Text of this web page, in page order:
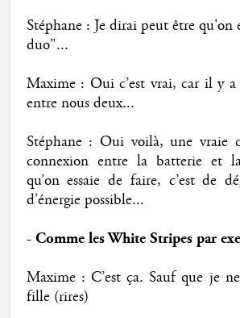
Stéphane : Je dirai peut être qu'on
duo"...
Maxime : Oui c’est vrai, car il y a
entre nous deux...
Stéphane : Oui voilà, une vraie
connexion entre la batterie et
qu’on essaie de faire, c’est de
d’énergie possible...
- Comme les White Stripes par
Maxime : C’est ça. Sauf que je
fille (rires)